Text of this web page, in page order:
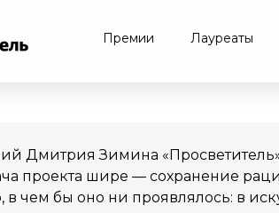
Премии Лауреаты
Дмитрия Зимина
проекта шире — сохранение
чем бы оно ни проявлялось: в